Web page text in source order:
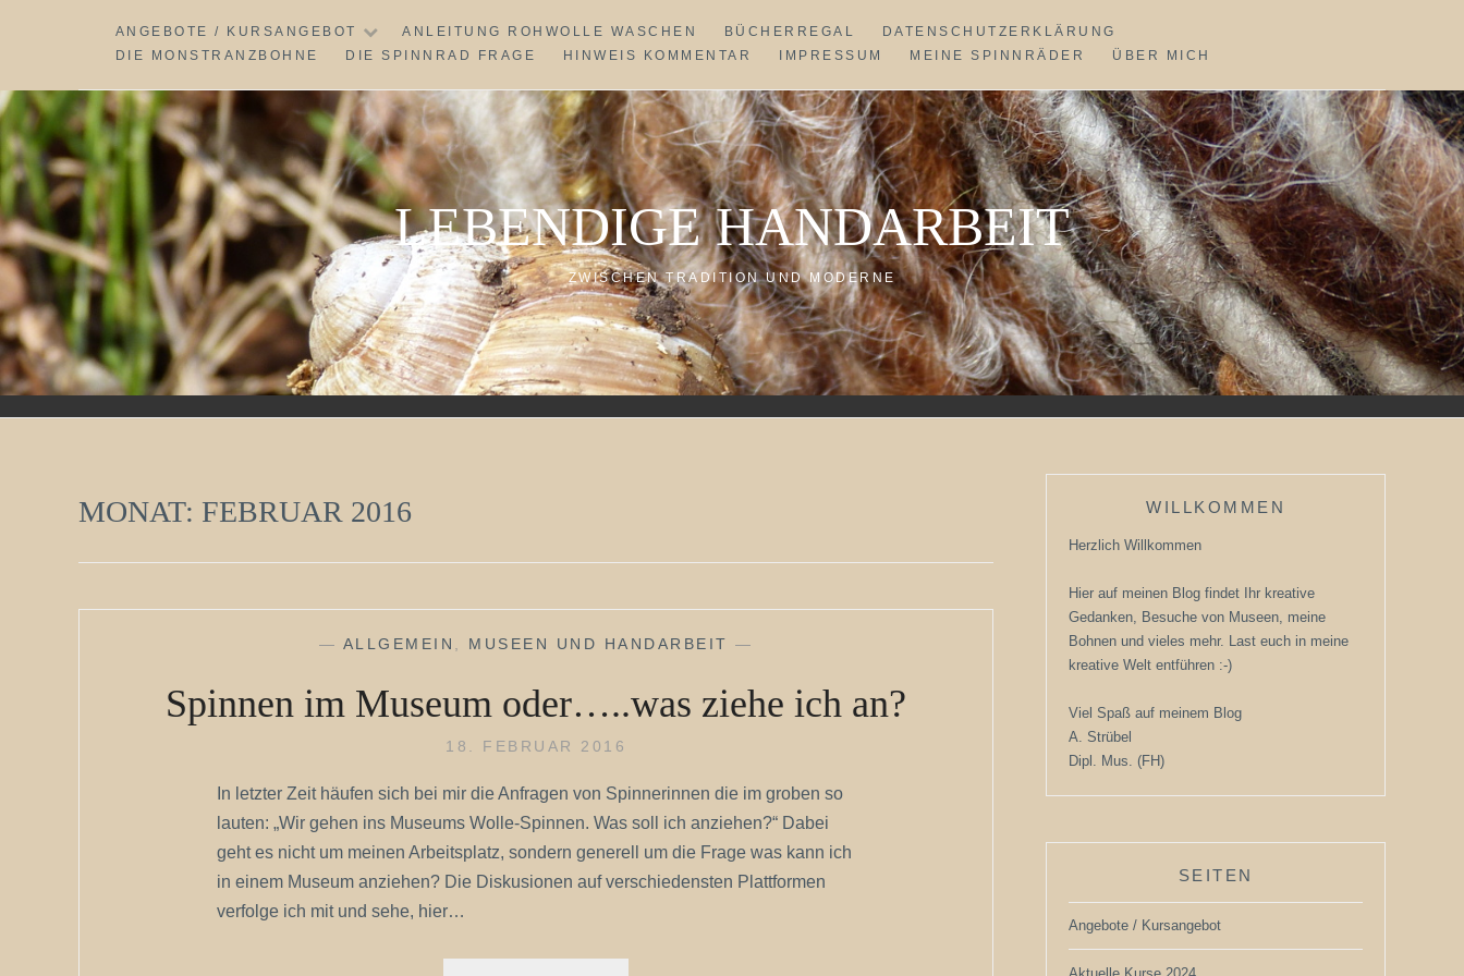
ANGEBOTE / KURSANGEBOT ANLEITUNG ROHWOLLE WASCHEN BÜCHERREGAL
DATENSCHUTZERKLÄRUNG
DIE MONSTRANZBOHNE
DIE SPINNRAD FRAGE HINWEIS KOMMENTAR IMPRESSUM MEINE SPINNRÄDER ÜBER MICH
LEBENDIGE HANDARBEIT
ZWISCHEN TRADITION UND MODERNE
MONAT: FEBRUAR 2016
— ALLGEMEIN MUSEEN UND HANDARBEIT —
Spinnen im Museum oder…..was ziehe ich an?
18. FEBRUAR 2016
In letzter Zeit häufen sich bei mir die Anfragen von Spinnerinnen die im groben so
lauten: „Wir gehen ins Museums Wolle-Spinnen. Was soll ich anziehen?“ Dabei
geht es nicht um meinen Arbeitsplatz, sondern generell um die Frage was kann ich
in einem Museum anziehen? Die Diskusionen auf verschiedensten Plattformen
verfolge ich mit und sehe, hier…
WILLKOMMEN
Herzlich Willkommen
Hier auf meinen Blog findet Ihr kreative
Gedanken, Besuche von Museen, meine
Bohnen und vieles mehr. Last euch in meine
kreative Welt entführen :-)
Viel Spaß auf meinem Blog
A. Strübel
Dipl. Mus. (FH)
SEITEN
Angebote / Kursangebot